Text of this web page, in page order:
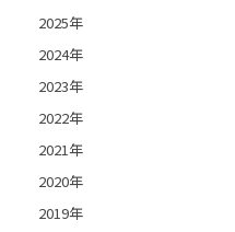
2025年
2024年
2023年
2022年
2021年
2020年
2019年